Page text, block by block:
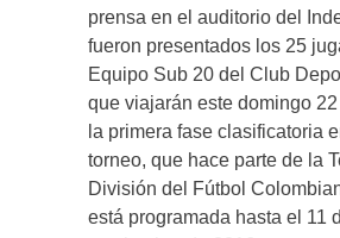
prensa en el auditorio del
fueron presentados los 25
Equipo Sub 20 del Club
que viajarán este domingo
la primera fase clasificatoria
torneo, que hace parte de la
División del Fútbol
está programada hasta el 11